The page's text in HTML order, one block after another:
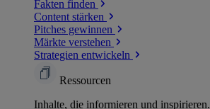
Fakten finden
Content stärken
Pitches gewinnen
Märkte verstehen
Strategien entwickeln
Ressourcen
Inhalte, die informieren und inspirieren.